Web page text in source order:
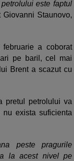
este faptul
Giovanni Staunovo,
a coborat
pe baril, cel mai
Brent a scazut cu
pretul petrolului va
nu exista suficienta
peste pragurile
la acest nivel pe